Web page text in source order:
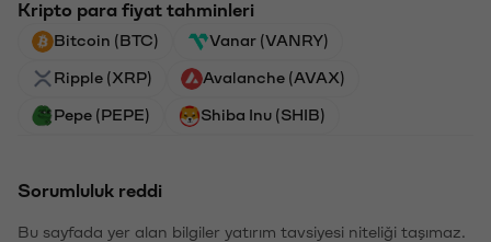
Kripto para fiyat tahminleri
Bitcoin (BTC) Vanar (VANRY)
Ripple (XRP) Avalanche (AVAX)
Pepe (PEPE) Shiba Inu (SHIB)
Sorumluluk reddi
Bu sayfada yer alan bilgiler yatırım tavsiyesi niteliği taşımaz.